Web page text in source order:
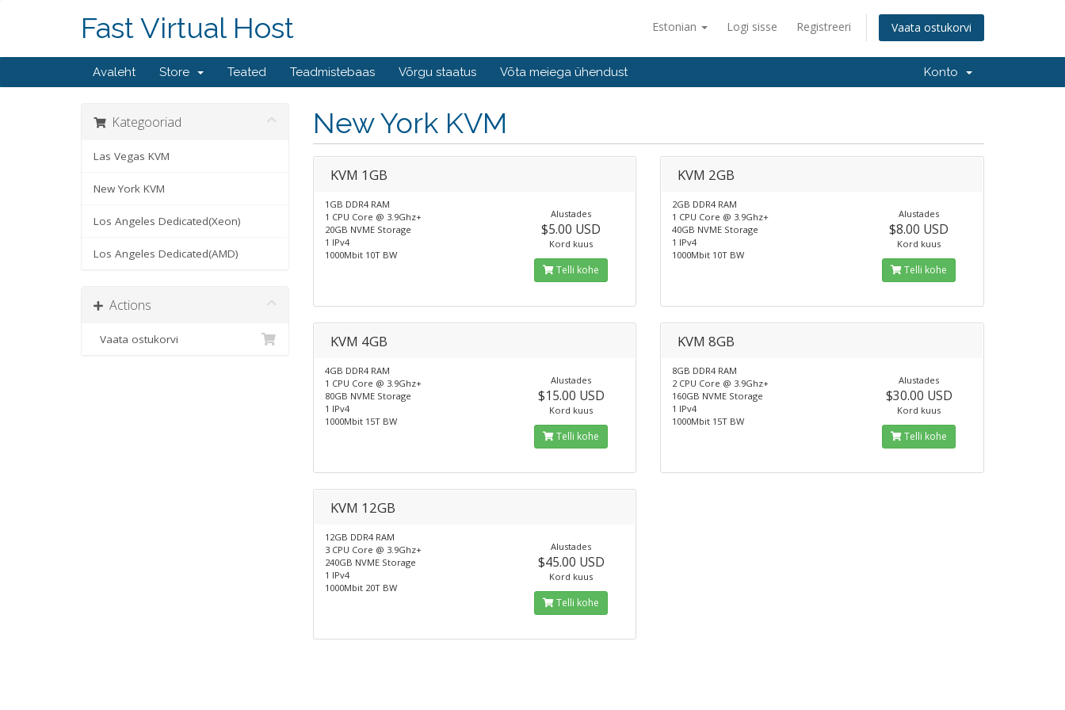
Estonian Logi sisse Registreeri Vaata ostukorvi
Fast Virtual Host
Avaleht Store Teated Teadmistebaas Võrgu staatus Võta meiega ühendust Konto
Kategooriad
Las Vegas KVM
New York KVM
Los Angeles Dedicated(Xeon)
Los Angeles Dedicated(AMD)
Actions
Vaata ostukorvi
New York KVM
KVM 1GB
1GB DDR4 RAM
1 CPU Core @ 3.9Ghz+
20GB NVME Storage
1 IPv4
1000Mbit 10T BW
Alustades
$5.00 USD
Kord kuus
Telli kohe
KVM 2GB
2GB DDR4 RAM
1 CPU Core @ 3.9Ghz+
40GB NVME Storage
1 IPv4
1000Mbit 10T BW
Alustades
$8.00 USD
Kord kuus
Telli kohe
KVM 4GB
4GB DDR4 RAM
1 CPU Core @ 3.9Ghz+
80GB NVME Storage
1 IPv4
1000Mbit 15T BW
Alustades
$15.00 USD
Kord kuus
Telli kohe
KVM 8GB
8GB DDR4 RAM
2 CPU Core @ 3.9Ghz+
160GB NVME Storage
1 IPv4
1000Mbit 15T BW
Alustades
$30.00 USD
Kord kuus
Telli kohe
KVM 12GB
12GB DDR4 RAM
3 CPU Core @ 3.9Ghz+
240GB NVME Storage
1 IPv4
1000Mbit 20T BW
Alustades
$45.00 USD
Kord kuus
Telli kohe